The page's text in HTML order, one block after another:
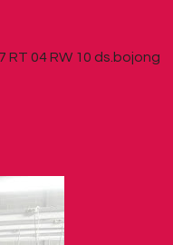
RT 04 RW 10 ds.bojong